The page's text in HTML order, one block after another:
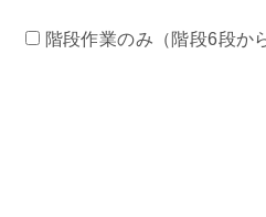
階段作業のみ（階段6段か